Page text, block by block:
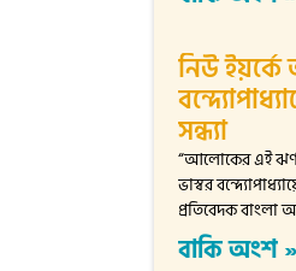
নিউ
সন্ধ্যা
“আলোকের এই
ভাস্বর
প্রতিবেদক বাংলা
বাকি অংশ »